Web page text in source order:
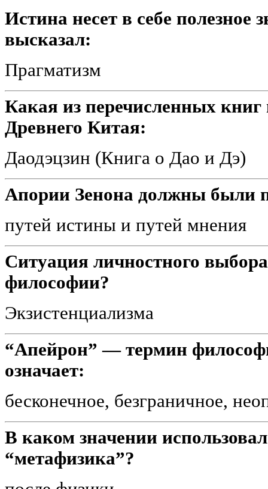
Истина несет в себе полезное
высказал:
Прагматизм
Какая из перечисленных
Древнего Китая:
Даодэцзин (Книга о Дао и Дэ)
Апории Зенона должны были
путей истины и путей мнения
Ситуация личностного
философии?
Экзистенциализма
“Апейрон” — термин
означает:
бесконечное, безграничное,
В каком значении
“метафизика”?